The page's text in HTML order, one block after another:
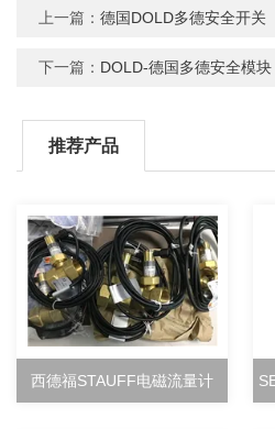
上一篇：德国DOLD多德安全开关
下一篇： DOLD-德国多德安全模块
推荐产品
西德福STAUFF电磁流量计